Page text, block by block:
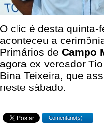
O clic é desta quinta-
aconteceu a
Primários de Campo
agora ex-vereador
Bina Teixeira, que
neste sábado.
Comentário(s)